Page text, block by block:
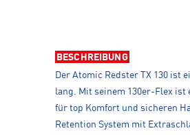
BESCHREIBUNG
Der Atomic Redster TX 130 ist
lang. Mit seinem 130er-Flex
für top Komfort und sicheren
Retention System mit